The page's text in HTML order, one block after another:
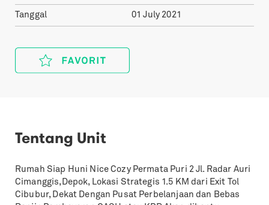
Tanggal 01 July 2021
Tentang Unit
Rumah Siap Huni Nice Cozy Permata Puri 2 Jl. Radar Auri
Cimanggis,Depok, Lokasi Strategis 1.5 KM dari Exit Tol
Cibubur, Dekat Dengan Pusat Perbelanjaan dan Bebas